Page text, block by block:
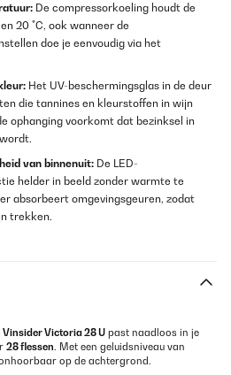
De compressorkoeling houdt de
20 °C, ook wanneer de
doe je eenvoudig via het
Het UV-beschermingsglas in de deur
die tannines en kleurstoffen in wijn
ophanging voorkomt dat bezinksel in
van binnenuit: De LED-
helder in beeld zonder warmte te
absorbeert omgevingsgeuren, zodat
trekken.
Vinsider Victoria 28 U past naadloos in je
28 flessen. Met een geluidsniveau van
op de achtergrond.